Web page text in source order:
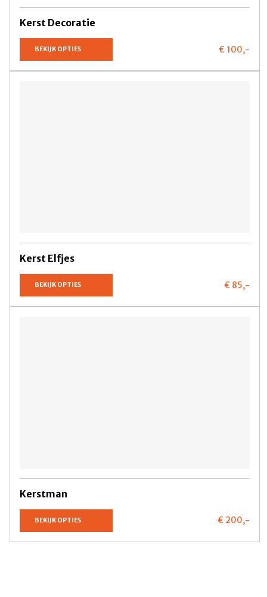
Kerst Decoratie
BEKIJK OPTIES € 100,-
Kerst Elfjes
BEKIJK OPTIES € 85,-
Kerstman
BEKIJK OPTIES € 200,-